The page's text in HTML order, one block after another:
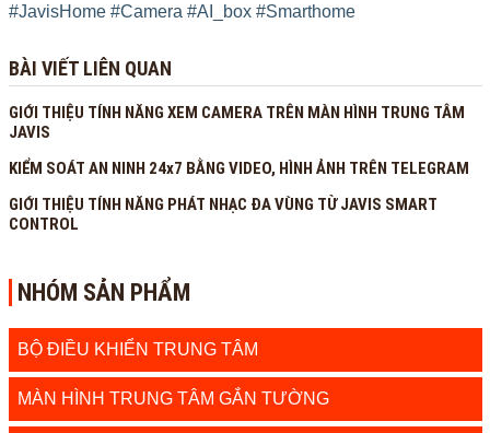
#JavisHome #Camera #AI_box #Smarthome
BÀI VIẾT LIÊN QUAN
GIỚI THIỆU TÍNH NĂNG XEM CAMERA TRÊN MÀN HÌNH TRUNG TÂM
JAVIS
KIỂM SOÁT AN NINH 24x7 BẰNG VIDEO, HÌNH ẢNH TRÊN TELEGRAM
GIỚI THIỆU TÍNH NĂNG PHÁT NHẠC ĐA VÙNG TỪ JAVIS SMART
CONTROL
NHÓM SẢN PHẨM
BỘ ĐIỀU KHIỂN TRUNG TÂM
MÀN HÌNH TRUNG TÂM GẮN TƯỜNG